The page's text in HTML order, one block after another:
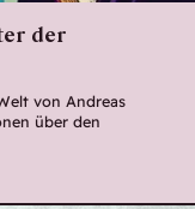
der
von Andreas
über den